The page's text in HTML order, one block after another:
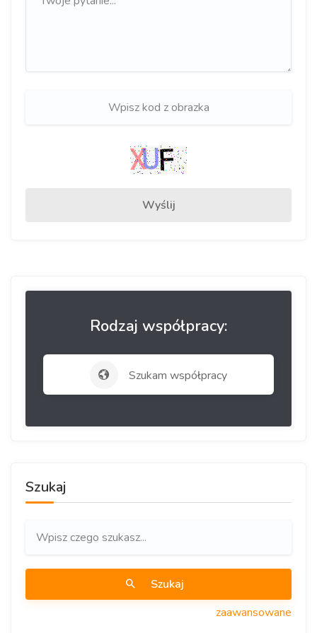
Rodzaj współpracy:
Szukam współpracy
Szukaj
Szukaj
zaawansowane